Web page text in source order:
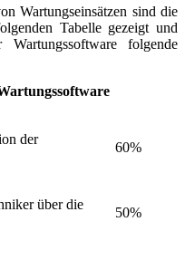
Wartungseinsätzen sind die
Tabelle gezeigt und
folgende
der
60%
über die
50%